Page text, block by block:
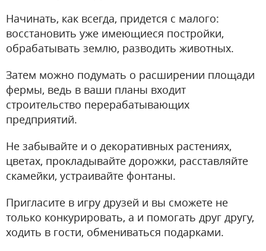
Начинать, как всегда, придется с малого:
восстановить уже имеющиеся постройки,
обрабатывать землю, разводить животных.
Затем можно подумать о расширении площади
фермы, ведь в ваши планы входит
строительство перерабатывающих
предприятий.
Не забывайте и о декоративных растениях,
цветах, прокладывайте дорожки, расставляйте
скамейки, устраивайте фонтаны.
Пригласите в игру друзей и вы сможете не
только конкурировать, а и помогать друг другу,
ходить в гости, обмениваться подарками.